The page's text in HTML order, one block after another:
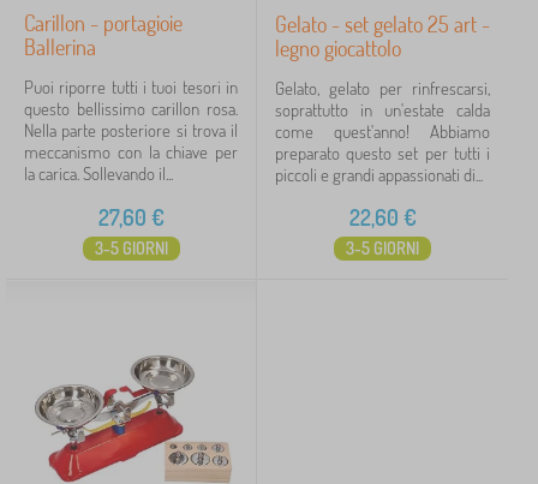
Carillon - portagioie
Ballerina
Puoi riporre tutti i tuoi tesori in
questo bellissimo carillon rosa.
Nella parte posteriore si trova il
meccanismo con la chiave per
la carica. Sollevando il...
27,60 €
3-5 GIORNI
Gelato - set gelato 25 art -
legno giocattolo
Gelato, gelato per rinfrescarsi,
soprattutto in un'estate calda
come quest'anno! Abbiamo
preparato questo set per tutti i
piccoli e grandi appassionati di...
22,60 €
3-5 GIORNI